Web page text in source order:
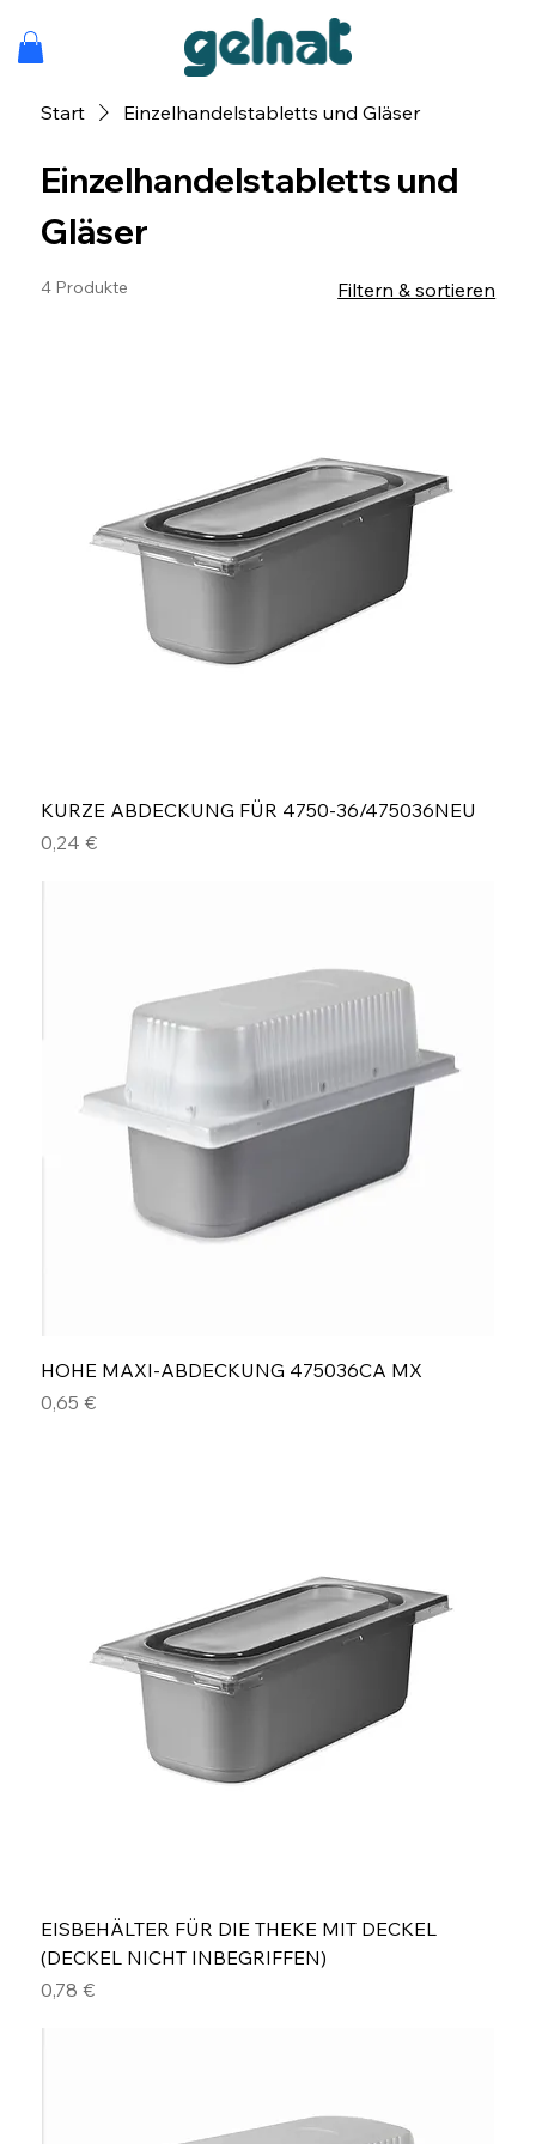
Start Einzelhandelstabletts und Gläser
Einzelhandelstabletts und
Gläser
4 Produkte Filtern & sortieren
KURZE ABDECKUNG FÜR 4750-36/475036NEU
Preis
0,24 €
HOHE MAXI-ABDECKUNG 475036CA MX
Preis
0,65 €
EISBEHÄLTER FÜR DIE THEKE MIT DECKEL
(DECKEL NICHT INBEGRIFFEN)
Preis
0,78 €